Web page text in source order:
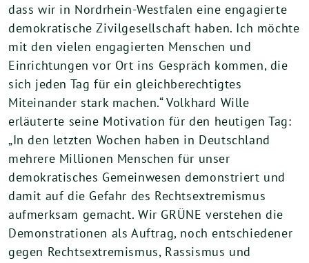
dass wir in Nordrhein-Westfalen eine engagierte
demokratische Zivilgesellschaft haben. Ich möchte
mit den vielen engagierten Menschen und
Einrichtungen vor Ort ins Gespräch kommen, die
sich jeden Tag für ein gleichberechtigtes
Miteinander stark machen.“ Volkhard Wille
erläuterte seine Motivation für den heutigen Tag:
„In den letzten Wochen haben in Deutschland
mehrere Millionen Menschen für unser
demokratisches Gemeinwesen demonstriert und
damit auf die Gefahr des Rechtsextremismus
aufmerksam gemacht. Wir GRÜNE verstehen die
Demonstrationen als Auftrag, noch entschiedener
gegen Rechtsextremismus, Rassismus und